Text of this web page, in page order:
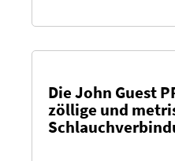
Die John Guest
zöllige und